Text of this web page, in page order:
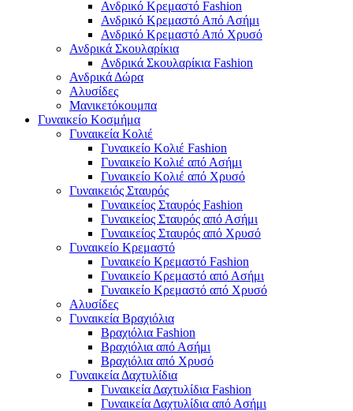
Ανδρικό Κρεμαστό Fashion
Ανδρικό Κρεμαστό Από Ασήμι
Ανδρικό Κρεμαστό Από Χρυσό
Ανδρικά Σκουλαρίκια
Ανδρικά Σκουλαρίκια Fashion
Ανδρικά Δώρα
Αλυσίδες
Μανικετόκουμπα
Γυναικείο Κοσμήμα
Γυναικεία Κολιέ
Γυναικείο Κολιέ Fashion
Γυναικείο Κολιέ από Ασήμι
Γυναικείο Κολιέ από Χρυσό
Γυναικειός Σταυρός
Γυναικείος Σταυρός Fashion
Γυναικείος Σταυρός από Ασήμι
Γυναικείος Σταυρός από Χρυσό
Γυναικείο Κρεμαστό
Γυναικείο Κρεμαστό Fashion
Γυναικείο Κρεμαστό από Ασήμι
Γυναικείο Κρεμαστό από Χρυσό
Αλυσίδες
Γυναικεία Βραχιόλια
Βραχιόλια Fashion
Βραχιόλια από Ασήμι
Βραχιόλια από Χρυσό
Γυναικεία Δαχτυλίδια
Γυναικεία Δαχτυλίδια Fashion
Γυναικεία Δαχτυλίδια από Ασήμι